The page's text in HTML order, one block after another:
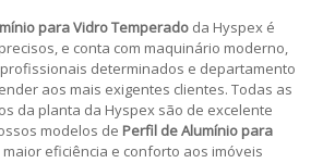
para Vidro Temperado da Hyspex é
e conta com maquinário moderno,
determinados e departamento
aos mais exigentes clientes. Todas as
da planta da Hyspex são de excelente
modelos de Perfil de Alumínio para
eficiência e conforto aos imóveis